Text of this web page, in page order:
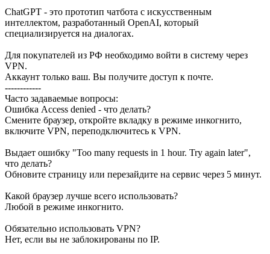
ChatGPT - это прототип чатбота с искусственным
интеллектом, разработанный OpenAI, который
специализируется на диалогах.
Для покупателей из РФ необходимо войти в систему через
VPN.
Аккаунт только ваш. Вы получите доступ к почте.
------------
Часто задаваемые вопросы:
Ошибка Access denied - что делать?
Смените браузер, откройте вкладку в режиме инкогнито,
включите VPN, переподключитесь к VPN.
Выдает ошибку "Too many requests in 1 hour. Try again later",
что делать?
Обновите страницу или перезайдите на сервис через 5 минут.
Какой браузер лучше всего использовать?
Любой в режиме инкогнито.
Обязательно использовать VPN?
Нет, если вы не заблокированы по IP.